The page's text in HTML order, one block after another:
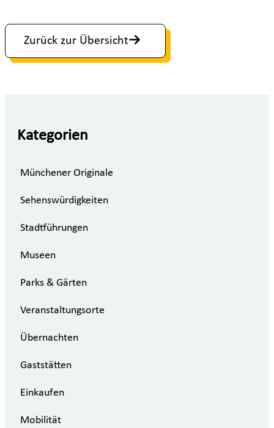
Zurück zur Übersicht
Kategorien
Münchener Originale
Sehenswürdigkeiten
Stadtführungen
Museen
Parks & Gärten
Veranstaltungsorte
Übernachten
Gaststätten
Einkaufen
Mobilität